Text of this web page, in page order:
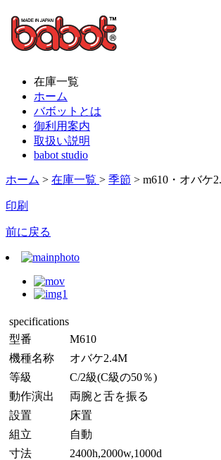
在庫一覧
ホーム
バボットとは
御利用案内
取扱い説明
babot studio
ホーム > 在庫一覧 > 季節 > m610・オバケ
印刷
前に戻る
specifications
型番
M610
機種名称
オバケ2.4M
等級
C/2級(C級の50％)
動作演出
両腕と舌を振る
設置
床置
組立
自動
寸法
2400h,2000w,1000d